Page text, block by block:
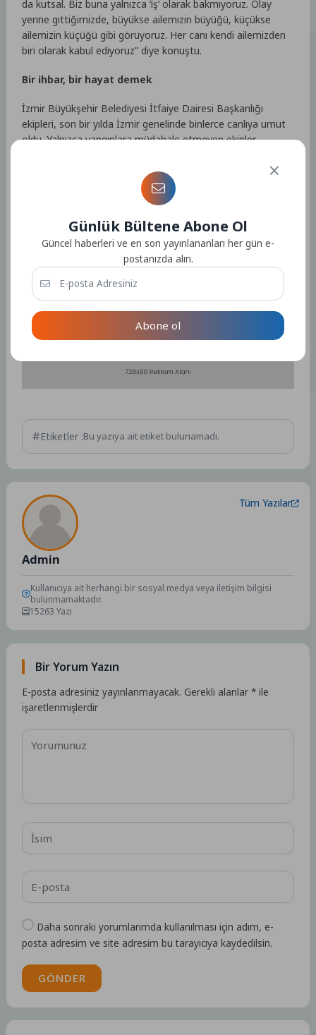
da kutsal. Biz buna yalnızca ‘iş’ olarak bakmıyoruz. Olay
yerine gittiğimizde, büyükse ailemizin büyüğü, küçükse
ailemizin küçüğü gibi görüyoruz. Her canı kendi ailemizden
biri olarak kabul ediyoruz” diye konuştu.
Bir ihbar, bir hayat demek
İzmir Büyükşehir Belediyesi İtfaiye Dairesi Başkanlığı
ekipleri, son bir yılda İzmir genelinde binlerce canlıya umut
oldu. Yalnızca yangınlara müdahale etmeyen ekipler,
da imdadına yetişti. İtfaiye ekipleri, bir yıl içinde toplam 4
bin 824 hayvanı kurtardı. Bu kurtarmaların 3 bin 559’unu
kediler, 622’sini kuş ve diğer kanatlılar, 237’sini köpekler,
hayat için ne denli hayati olduğunu bir kez daha ortaya
koydu.
Kaynak: (BYZHA) Beyaz Haber Ajansı
Etiketler :Bu yazıya ait etiket bulunamadı.
Admin
Tüm Yazılar
Kullanıcıya ait herhangi bir sosyal medya veya iletişim bilgisi
bulunmamaktadır.
15263 Yazı
Bir Yorum Yazın
E-posta adresiniz yayınlanmayacak. Gerekli alanlar* ile
işaretlenmişlerdir
Daha sonraki yorumlarımda kullanılması için adım, e-
posta adresim ve site adresim bu tarayıcıya kaydedilsin.
GÖNDER
Günlük Bültene Abone Ol
Güncel haberleri ve en son yayınlananları her gün e-
postanızda alın.
Abone ol